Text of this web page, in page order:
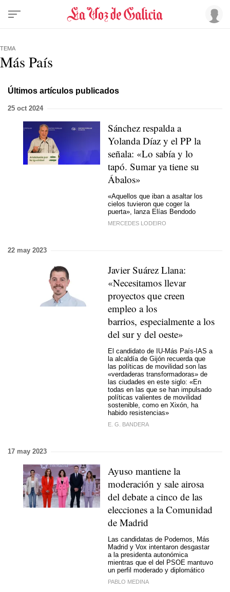
TEMA
Más País
Últimos artículos publicados
25 oct 2024
Sánchez respalda a
Yolanda Díaz y el PP la
señala: «Lo sabía y lo
tapó. Sumar ya tiene su
Ábalos»
«Aquellos que iban a asaltar los
cielos tuvieron que coger la
puerta», lanza Elías Bendodo
MERCEDES LODEIRO
22 may 2023
Javier Suárez Llana:
«Necesitamos llevar
proyectos que creen
empleo a los
barrios, especialmente a los
del sur y del oeste»
El candidato de IU-Más País-IAS a
la alcaldía de Gijón recuerda que
las políticas de movilidad son las
«verdaderas transformadoras» de
las ciudades en este siglo: «En
todas en las que se han impulsado
políticas valientes de movilidad
sostenible, como en Xixón, ha
habido resistencias»
E. G. BANDERA
17 may 2023
Ayuso mantiene la
moderación y sale airosa
del debate a cinco de las
elecciones a la Comunidad
de Madrid
Las candidatas de Podemos, Más
Madrid y Vox intentaron desgastar
a la presidenta autonómica
mientras que el del PSOE mantuvo
un perfil moderado y diplomático
PABLO MEDINA